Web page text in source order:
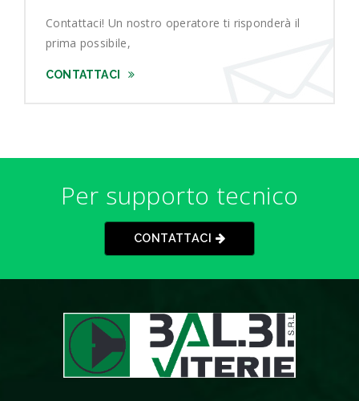
Contattaci! Un nostro operatore ti risponderà il
prima possibile,
CONTATTACI
Per supporto tecnico
CONTATTACI